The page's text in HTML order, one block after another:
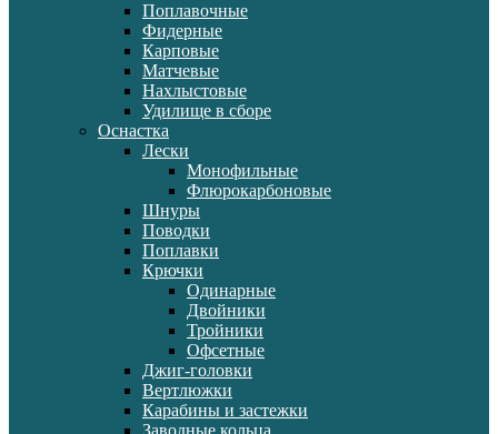
Поплавочные
Фидерные
Карповые
Матчевые
Нахлыстовые
Удилище в сборе
Оснастка
Лески
Монофильные
Флюрокарбоновые
Шнуры
Поводки
Поплавки
Крючки
Одинарные
Двойники
Тройники
Офсетные
Джиг-головки
Вертлюжки
Карабины и застежки
Заводные кольца